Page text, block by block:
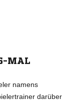
MAL
namens
darüber